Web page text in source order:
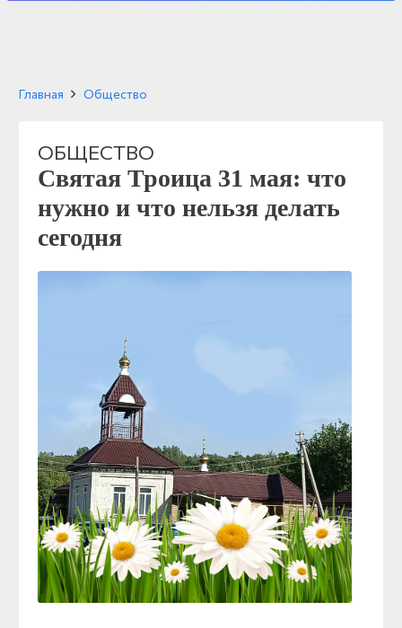
Главная Общество
ОБЩЕСТВО
Святая Троица 31 мая: что
нужно и что нельзя делать
сегодня